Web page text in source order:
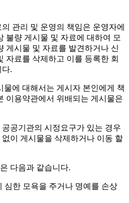
관리 및 운영의 책임은 운영자에
불량 게시물 및 자료에 대하여 모
게시물 및 자료를 발견하거나 신
자료를 삭제하고 이를 등록한 회
다.
물에 대해서는 게시자 본인에게 책
이용약관에서 위배되는 게시물은
공기관의 시정요구가 있는 경우
이 게시물을 삭제하거나 이동 할
다음과 같습니다.
심한 모욕을 주거나 명예를 손상